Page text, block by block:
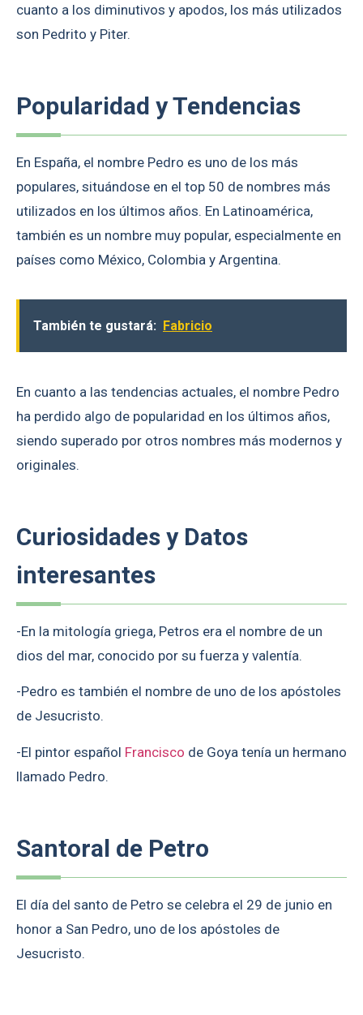
cuanto a los diminutivos y apodos, los más utilizados
son Pedrito y Piter.
Popularidad y Tendencias
En España, el nombre Pedro es uno de los más
populares, situándose en el top 50 de nombres más
utilizados en los últimos años. En Latinoamérica,
también es un nombre muy popular, especialmente en
países como México, Colombia y Argentina.
También te gustará: Fabricio
En cuanto a las tendencias actuales, el nombre Pedro
ha perdido algo de popularidad en los últimos años,
siendo superado por otros nombres más modernos y
originales.
Curiosidades y Datos
interesantes
-En la mitología griega, Petros era el nombre de un
dios del mar, conocido por su fuerza y valentía.
-Pedro es también el nombre de uno de los apóstoles
de Jesucristo.
-El pintor español Francisco de Goya tenía un hermano
llamado Pedro.
Santoral de Petro
El día del santo de Petro se celebra el 29 de junio en
honor a San Pedro, uno de los apóstoles de
Jesucristo.